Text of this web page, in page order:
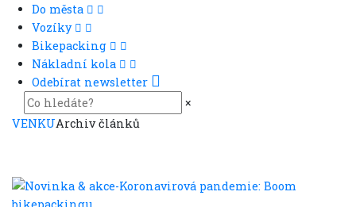
Do města
Vozíky
Bikepacking
Nákladní kola
Odebírat newsletter
×
VENKUArchiv článků